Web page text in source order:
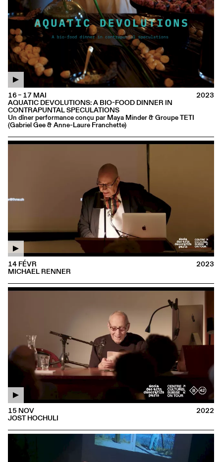
AQUATIC DEVOLUTIONS: A BIO-FOOD DINNER IN
CONTRAPUNTAL SPECULATIONS
Un dîner performance conçu par Maya Minder & Groupe TETI
(Gabriel Gee & Anne-Laure Franchette)
16 – 17 MAI 2023
MICHAEL RENNER
14 FÉVR 2023
JOST HOCHULI
15 NOV 2022